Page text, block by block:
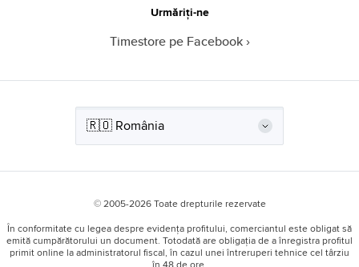
Urmăriți-ne
Timestore pe Facebook
© 2005-2026 Toate drepturile rezervate
În conformitate cu legea despre evidența profitului, comerciantul este obligat să
emită cumpărătorului un document. Totodată are obligația de a înregistra profitul
primit online la administratorul fiscal, în cazul unei întreruperi tehnice cel târziu
în 48 de ore.